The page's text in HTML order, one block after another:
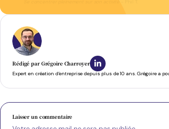
Rédigé par Grégoire Charroyer
Expert en création d’entreprise depuis plus de 10 ans. Grégoire a
Laisser un commentaire